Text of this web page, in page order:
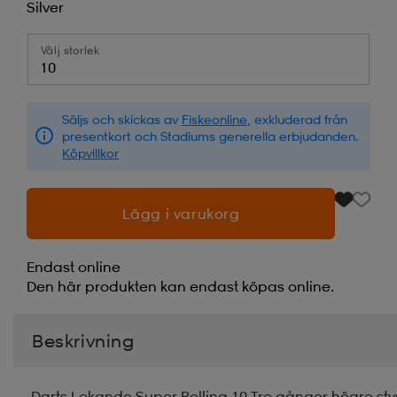
Silver
Välj storlek
10
Säljs och skickas av Fiskeonline , exkluderad från
presentkort och Stadiums generella erbjudanden.
Köpvillkor
Lägg i varukorg
Endast online
Den här produkten kan endast köpas online.
Beskrivning